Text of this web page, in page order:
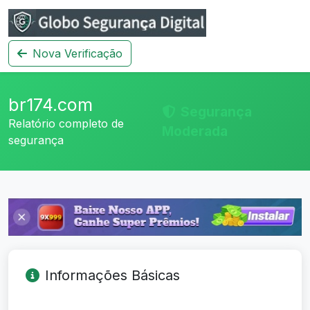
Nova Verificação
br174.com
Relatório completo de
segurança
Informações Básicas